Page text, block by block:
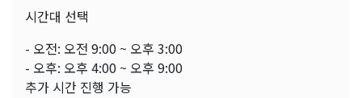
시간대 선택
- 오전: 오전 9:00 ~ 오후 3:00
- 오후: 오후 4:00 ~ 오후 9:00
추가 시간 진행 가능